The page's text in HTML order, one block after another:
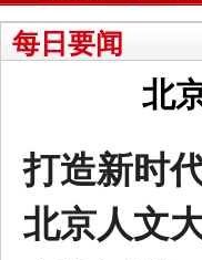
每日要闻
北
打造新时
北京人文